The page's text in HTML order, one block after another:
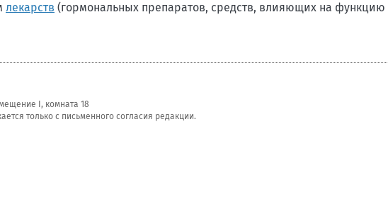
лекарств (гормональных препаратов, средств, влияющих на функцию
I, комната 18
только с письменного согласия редакции.